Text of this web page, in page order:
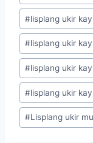
#lisplang ukir
#lisplang ukir
#lisplang ukir
#lisplang ukir
#Lisplang ukir